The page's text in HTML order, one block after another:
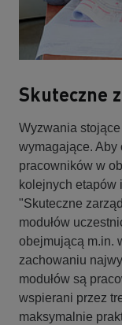
Skuteczne
Wyzwania
wymagające. Aby
pracowników w
kolejnych etapów
"Skuteczne
modułów
obejmującą m.in.
zachowaniu
modułów są
wspierani przez
maksymalnie